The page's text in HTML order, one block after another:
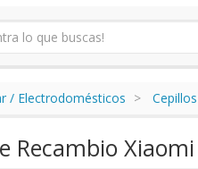
/ Electrodomésticos
Recambio